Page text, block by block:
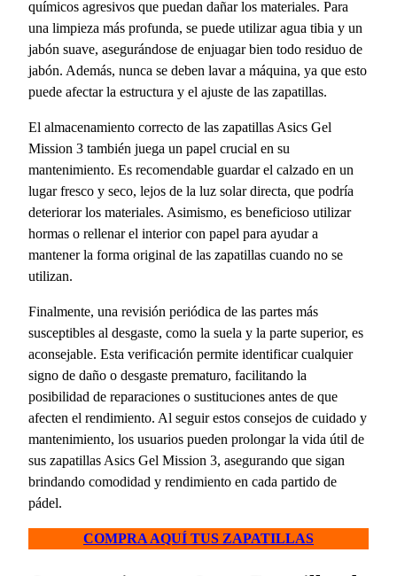
químicos agresivos que puedan dañar los materiales. Para
una limpieza más profunda, se puede utilizar agua tibia y un
jabón suave, asegurándose de enjuagar bien todo residuo de
jabón. Además, nunca se deben lavar a máquina, ya que esto
puede afectar la estructura y el ajuste de las zapatillas.
El almacenamiento correcto de las zapatillas Asics Gel
Mission 3 también juega un papel crucial en su
mantenimiento. Es recomendable guardar el calzado en un
lugar fresco y seco, lejos de la luz solar directa, que podría
deteriorar los materiales. Asimismo, es beneficioso utilizar
hormas o rellenar el interior con papel para ayudar a
mantener la forma original de las zapatillas cuando no se
utilizan.
Finalmente, una revisión periódica de las partes más
susceptibles al desgaste, como la suela y la parte superior, es
aconsejable. Esta verificación permite identificar cualquier
signo de daño o desgaste prematuro, facilitando la
posibilidad de reparaciones o sustituciones antes de que
afecten el rendimiento. Al seguir estos consejos de cuidado y
mantenimiento, los usuarios pueden prolongar la vida útil de
sus zapatillas Asics Gel Mission 3, asegurando que sigan
brindando comodidad y rendimiento en cada partido de
pádel.
COMPRA AQUÍ TUS ZAPATILLAS